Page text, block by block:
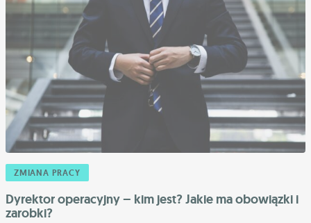
ZMIANA PRACY
Dyrektor operacyjny – kim jest? Jakie ma obowiązki i
zarobki?